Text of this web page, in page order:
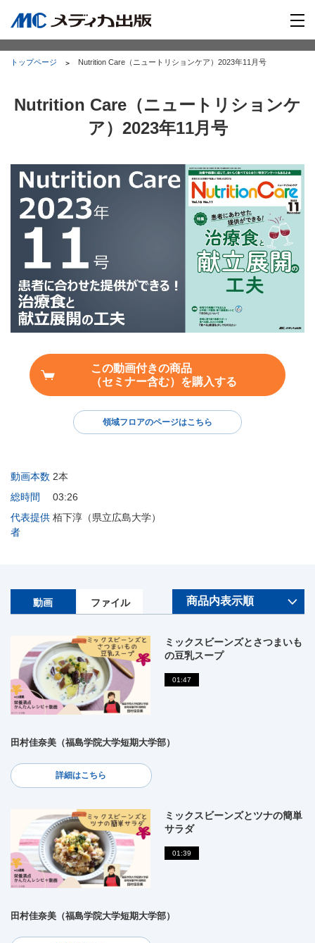
トップページ Nutrition Care（ニュートリションケア）2023年11月号
Nutrition Care（ニュートリションケ
ア）2023年11月号
動画本数 2本
総時間
03:26
代表提供
者
栢下淳（県立広島大学）
この動画付きの商品
（セミナー含む）を購入する
領域フロアのページはこちら
動画 ファイル
ミックスビーンズとさつまいも
の豆乳スープ
01:47
田村佳奈美（福島学院大学短期大学部）
詳細はこちら
ミックスビーンズとツナの簡単
サラダ
01:39
田村佳奈美（福島学院大学短期大学部）